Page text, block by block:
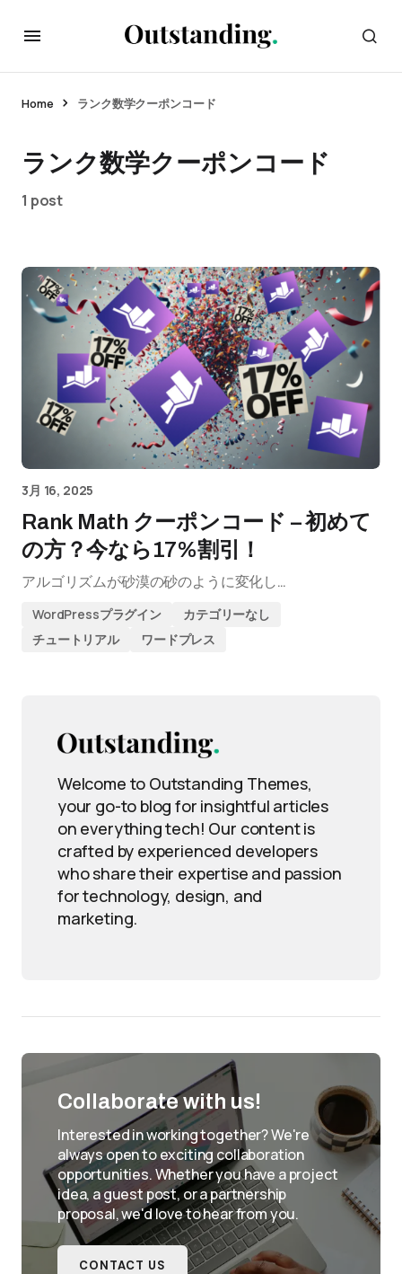
Home ランク数学クーポンコード
ランク数学クーポンコード
1 post
3月 16, 2025
Rank Math クーポンコード – 初めて
の方？今なら17%割引！
アルゴリズムが砂漠の砂のように変化し…
WordPressプラグイン
カテゴリーなし
チュートリアル
ワードプレス
Welcome to Outstanding Themes,
your go-to blog for insightful articles
on everything tech! Our content is
crafted by experienced developers
who share their expertise and passion
for technology, design, and
marketing.
Collaborate with us!
Interested in working together? We're
always open to exciting collaboration
opportunities. Whether you have a project
idea, a guest post, or a partnership
proposal, we'd love to hear from you.
CONTACT US